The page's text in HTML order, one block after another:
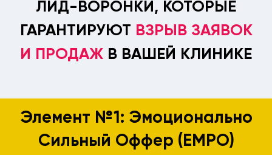
ЛИД-ВОРОНКИ, КОТОРЫЕ
ГАРАНТИРУЮТ ВЗРЫВ ЗАЯВОК
И ПРОДАЖ В ВАШЕЙ КЛИНИКЕ
Элемент №1: Эмоционально
Сильный Оффер ( EMPO)